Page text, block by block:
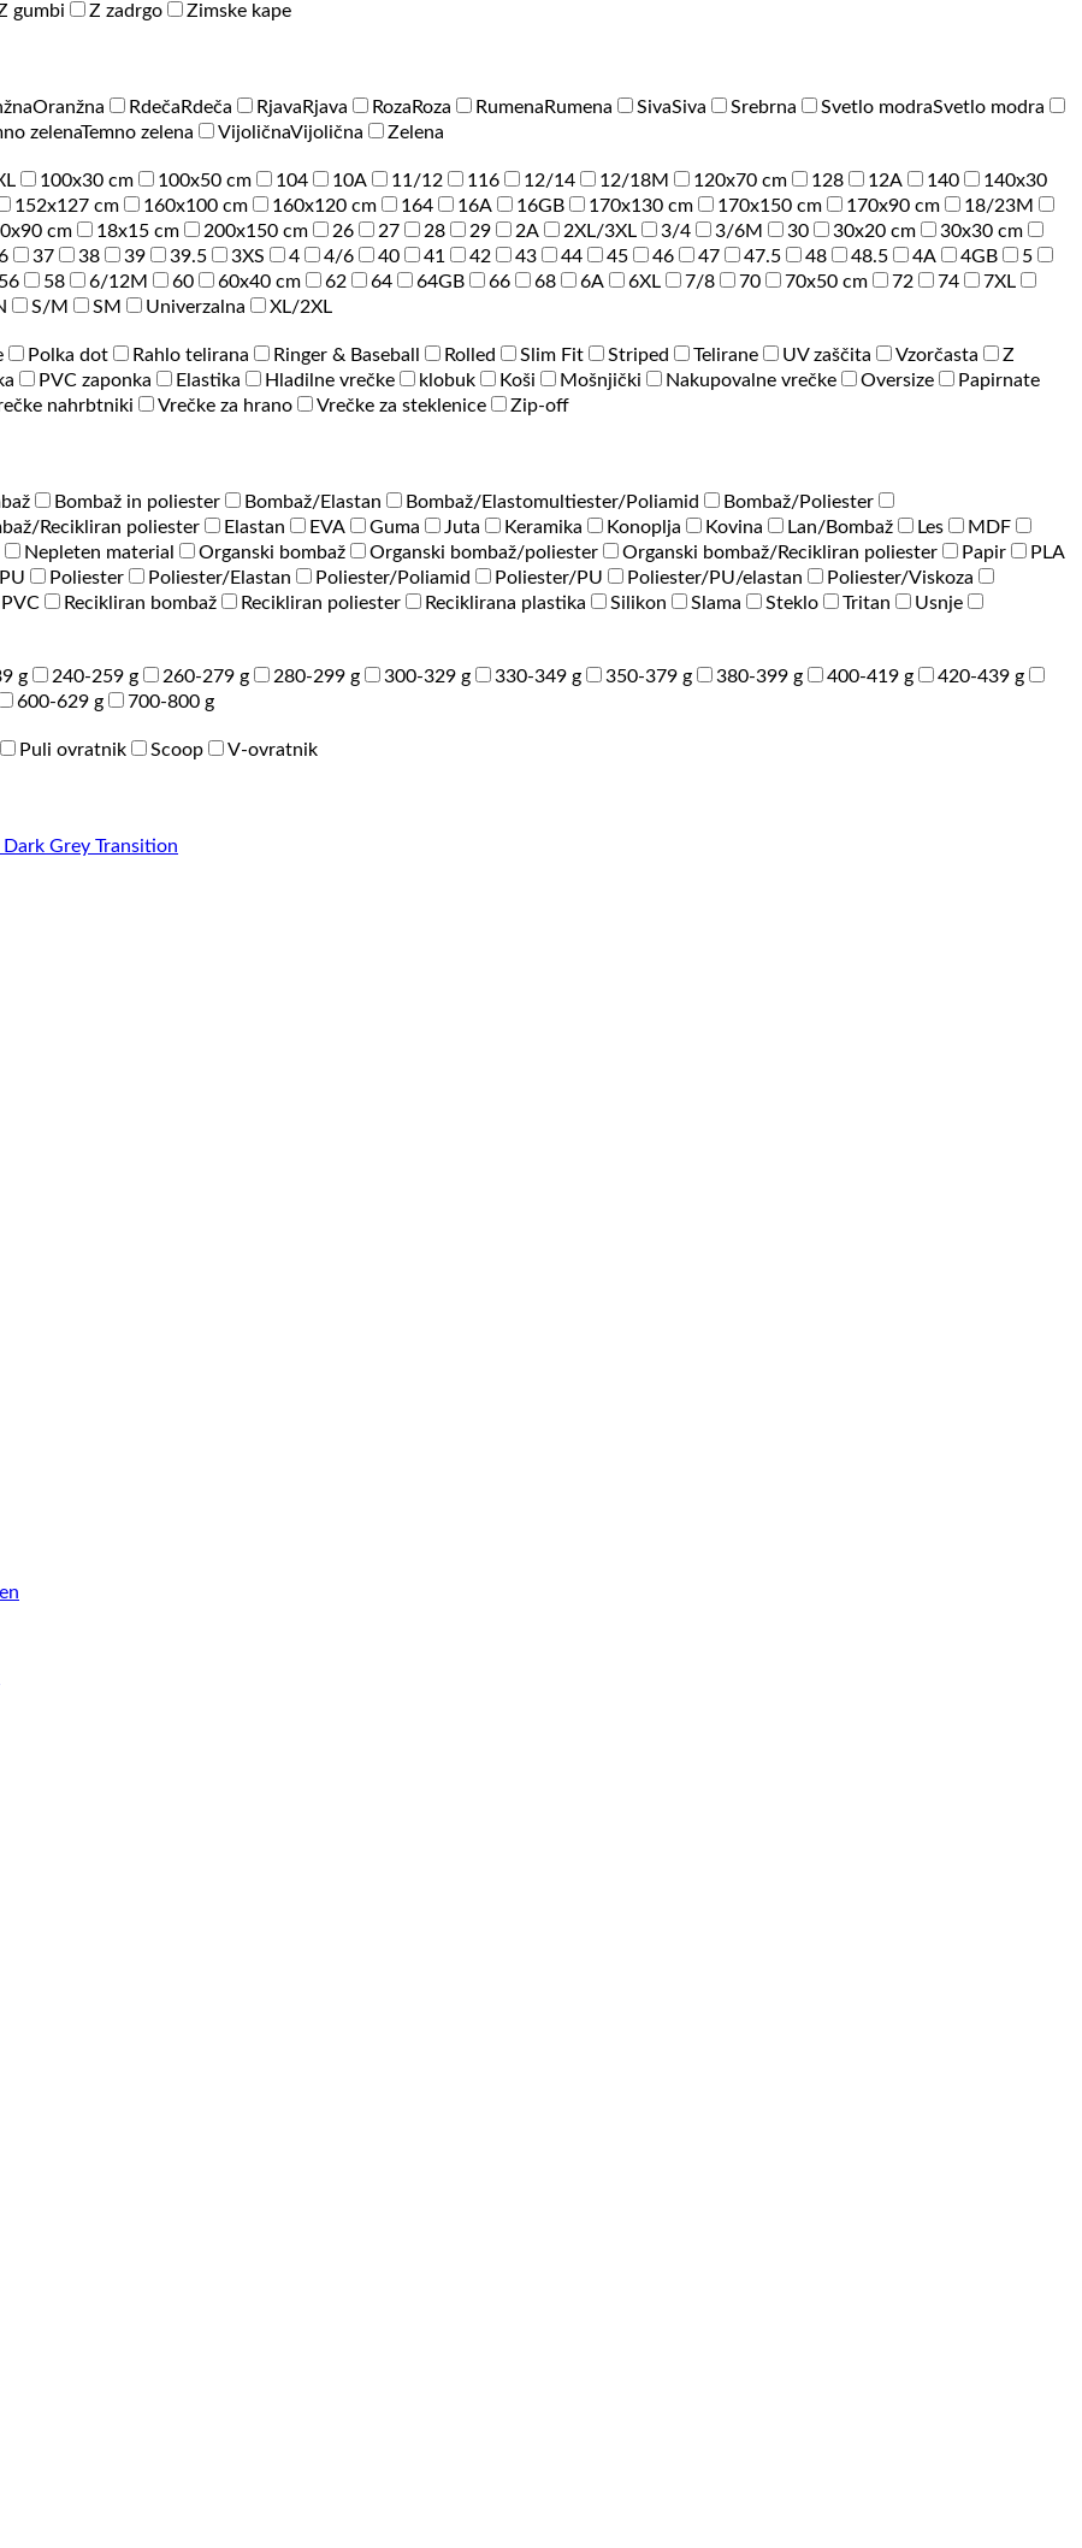
gumbi Z zadrgo
Zimske kape
Oranžna Rdeča Rdeča Rjava Rjava Roza Roza Rumena Rumena SivaSiva Srebrna Svetlo modraSvetlo modra
zelenaTemno zelena VijoličnaVijolična
Zelena
100x30 cm 100x50 cm 104 10A 11/12 116 12/14 12/18M 120x70 cm 128 12A 140
140x30
152x127 cm 160x100 cm 160x120 cm 164 16A 16GB 170x130 cm 170x150 cm 170x90 cm
18/23M
cm 18x15 cm 200x150 cm 26 27 28 29 2A 2XL/3XL 3/4 3/6M 30 30x20 cm
30x30 cm
37 38 39 39.5 3XS 4 4/6 40 41 42 43 44 45 46 47 47.5 48 48.5 4A 4GB
5
56 58 6/12M 60 60x40 cm 62 64 64GB 66 68 6A 6XL 7/8 70 70x50 cm 72 74
7XL
S/M SM Univerzalna
XL/2XL
Polka dot Rahlo telirana Ringer & Baseball Rolled Slim Fit Striped Telirane UV zaščita Vzorčasta
Z
PVC zaponka Elastika Hladilne vrečke klobuk Koši Mošnjički Nakupovalne vrečke Oversize
Papirnate
nahrbtniki Vrečke za hrano Vrečke za steklenice
Zip-off
Bombaž in poliester Bombaž/Elastan Bombaž/Elastomultiester/Poliamid
Bombaž/Poliester
Recikliran poliester Elastan EVA Guma Juta Keramika Konoplja Kovina Lan/Bombaž Les
MDF
Nepleten material Organski bombaž Organski bombaž/poliester Organski bombaž/Recikliran poliester Papir
PLA
Poliester Poliester/Elastan Poliester/Poliamid Poliester/PU Poliester/PU/elastan
Poliester/Viskoza
PVC Recikliran bombaž Recikliran poliester Reciklirana plastika Silikon Slama Steklo Tritan
Usnje
g 240-259 g 260-279 g 280-299 g 300-329 g 330-349 g 350-379 g 380-399 g 400-419 g
420-439 g
600-629 g
700-800 g
Puli ovratnik Scoop
V-ovratnik